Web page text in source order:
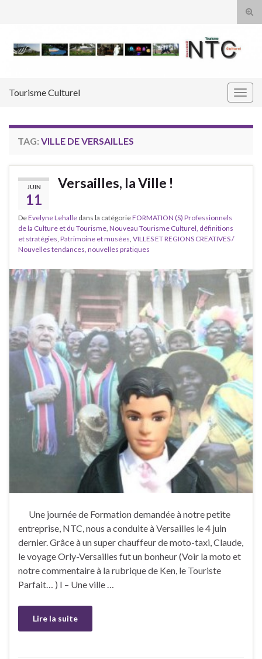
Tourisme Culturel
TAG: VILLE DE VERSAILLES
JUIN
11
Versailles, la Ville !
DeEvelyne Lehalle dans la catégorieFORMATION (S) Professionnels
de la Culture et du Tourisme, Nouveau Tourisme Culturel, définitions
et stratégies, Patrimoine et musées, VILLES ET REGIONS CREATIVES /
Nouvelles tendances, nouvelles pratiques
Une journée de Formation demandée à notre petite
entreprise, NTC, nous a conduite à Versailles le 4 juin
dernier. Grâce à un super chauffeur de moto-taxi, Claude,
le voyage Orly-Versailles fut un bonheur (Voir la moto et
notre commentaire à la rubrique de Ken, le Touriste
Parfait… ) I – Une ville …
Lire la suite